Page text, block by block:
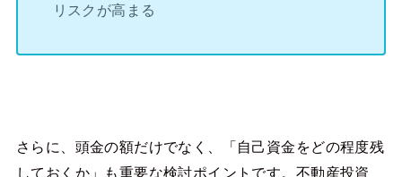
リスクが高まる
さらに、頭金の額だけでなく、「自己資金をどの程度残
しておくか」も重要な検討ポイントです。不動産投資